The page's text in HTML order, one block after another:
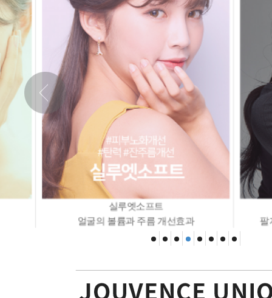
실루엣소프트
얼굴의 볼륨과 주름 개선효과
팔자주름